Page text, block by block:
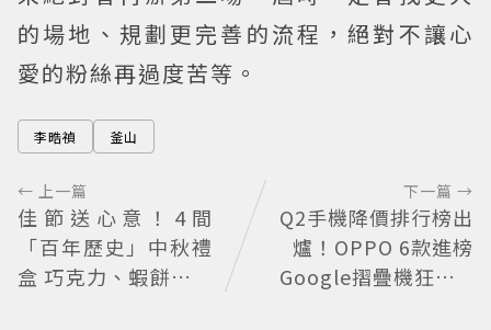
的場地、規劃更完善的流程，絕對不讓心
愛的粉絲再過度苦等。
李晧禎 釜山
← 上一篇
佳節送心意！4間
「百年歷史」中秋禮
盒 巧克力、蝦餅、蛋
下一篇 →
Q2手機降價排行榜出
爐！OPPO 6款進榜
Google摺疊機狂降1.